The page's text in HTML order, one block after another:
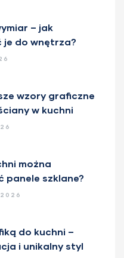
– jak
je do wnętrza?
wzory graficzne
w kuchni
można
panele szklane?
do kuchni –
i unikalny styl